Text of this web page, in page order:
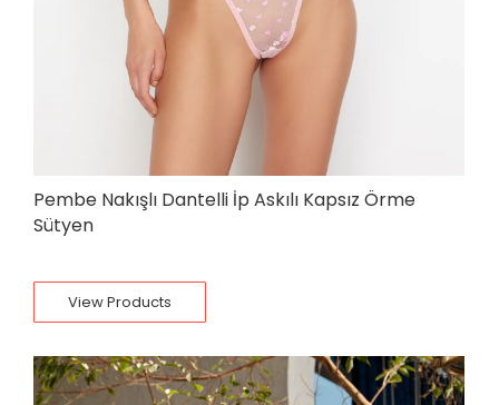
Pembe Nakışlı Dantelli İp Askılı Kapsız Örme
Sütyen
View Products